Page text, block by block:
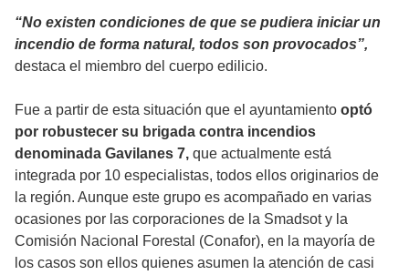
“No existen condiciones de que se pudiera iniciar un
incendio de forma natural, todos son provocados”,
destaca el miembro del cuerpo edilicio.
Fue a partir de esta situación que el ayuntamiento optó
por robustecer su brigada contra incendios
denominada Gavilanes 7, que actualmente está
integrada por 10 especialistas, todos ellos originarios de
la región. Aunque este grupo es acompañado en varias
ocasiones por las corporaciones de la Smadsot y la
Comisión Nacional Forestal (Conafor), en la mayoría de
los casos son ellos quienes asumen la atención de casi